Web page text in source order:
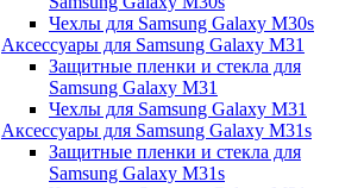
Чехлы для Samsung Galaxy M30s
Аксессуары для Samsung Galaxy M31
Защитные пленки и стекла для
Samsung Galaxy M31
Чехлы для Samsung Galaxy M31
Аксессуары для Samsung Galaxy M31s
Защитные пленки и стекла для
Samsung Galaxy M31s